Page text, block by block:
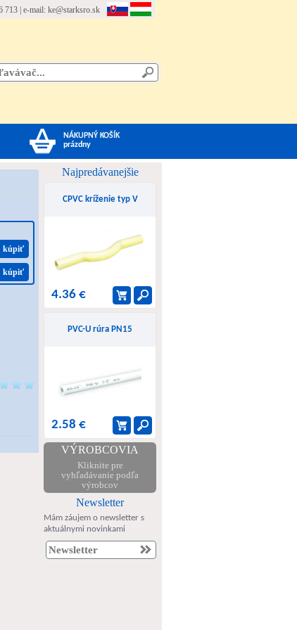
713 | e-mail: ke@starksro.sk
NÁKUPNÝ KOŠÍK
prázdny
kúpiť
kúpiť
Najpredávanejšie
CPVC kríženie typ V
4.36 €
PVC-U rúra PN15
2.58 €
VÝROBCOVIA
Kliknite pre
vyhľadávanie podľa
výrobcov
Newsletter
Mám záujem o newsletter s
aktuálnymi novinkami